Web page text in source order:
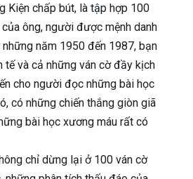
Kiện chấp bút, là tập hợp 100
ông, người được mệnh danh
năm 1950 đến 1987, bạn
tế và cả những ván cờ đầy kịch
cho người đọc những bài học
có những chiến thắng giòn giã
bài học xương máu rất có
chỉ dừng lại ở 100 ván cờ